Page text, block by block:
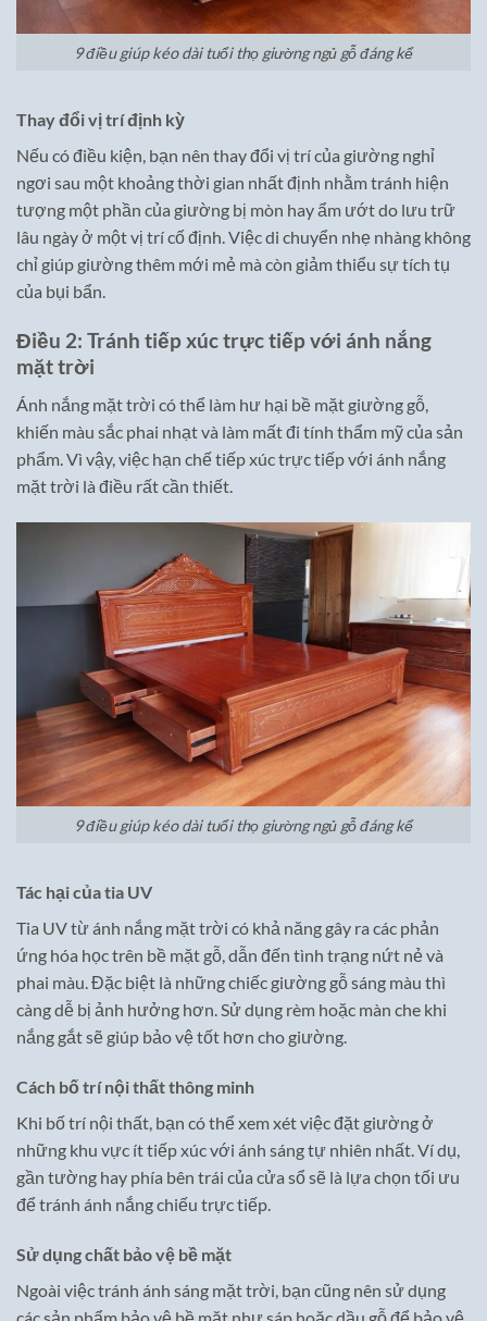
9 điều giúp kéo dài tuổi thọ giường ngủ gỗ đáng kể
Thay đổi vị trí định kỳ
Nếu có điều kiện, bạn nên thay đổi vị trí của giường nghỉ
ngơi sau một khoảng thời gian nhất định nhằm tránh hiện
tượng một phần của giường bị mòn hay ẩm ướt do lưu trữ
lâu ngày ở một vị trí cố định. Việc di chuyển nhẹ nhàng không
chỉ giúp giường thêm mới mẻ mà còn giảm thiểu sự tích tụ
của bụi bẩn.
Điều 2: Tránh tiếp xúc trực tiếp với ánh nắng
mặt trời
Ánh nắng mặt trời có thể làm hư hại bề mặt giường gỗ,
khiến màu sắc phai nhạt và làm mất đi tính thẩm mỹ của sản
phẩm. Vì vậy, việc hạn chế tiếp xúc trực tiếp với ánh nắng
mặt trời là điều rất cần thiết.
9 điều giúp kéo dài tuổi thọ giường ngủ gỗ đáng kể
Tác hại của tia UV
Tia UV từ ánh nắng mặt trời có khả năng gây ra các phản
ứng hóa học trên bề mặt gỗ, dẫn đến tình trạng nứt nẻ và
phai màu. Đặc biệt là những chiếc giường gỗ sáng màu thì
càng dễ bị ảnh hưởng hơn. Sử dụng rèm hoặc màn che khi
nắng gắt sẽ giúp bảo vệ tốt hơn cho giường.
Cách bố trí nội thất thông minh
Khi bố trí nội thất, bạn có thể xem xét việc đặt giường ở
những khu vực ít tiếp xúc với ánh sáng tự nhiên nhất. Ví dụ,
gần tường hay phía bên trái của cửa sổ sẽ là lựa chọn tối ưu
để tránh ánh nắng chiếu trực tiếp.
Sử dụng chất bảo vệ bề mặt
Ngoài việc tránh ánh sáng mặt trời, bạn cũng nên sử dụng